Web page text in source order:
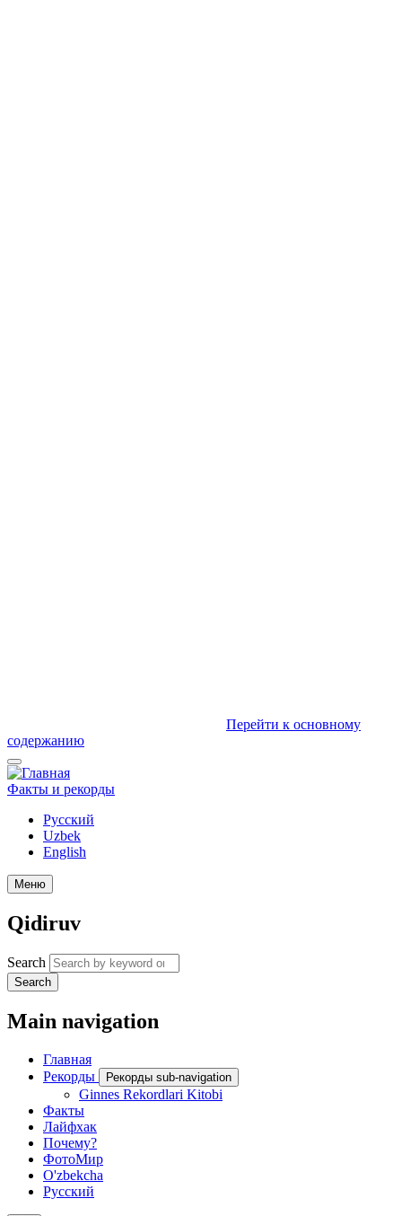
Перейти к основному
содержанию
Факты и рекорды
Русский
Uzbek
English
Меню
Qidiruv
Search
Search
Main navigation
Главная
Рекорды
Рекорды sub-navigation
Ginnes Rekordlari Kitobi
Факты
Лайфхак
Почему?
ФотоМир
O'zbekcha
Русский